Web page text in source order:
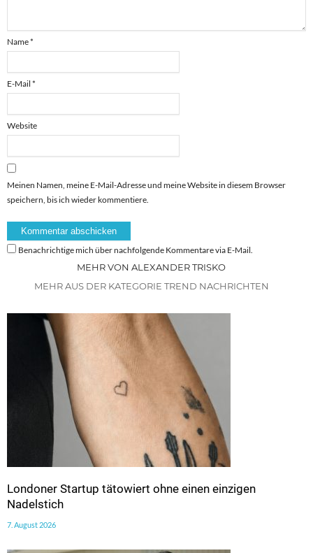
Name*
E-Mail *
Website
Meinen Namen, meine E-Mail-Adresse und meine Website in diesem Browser
speichern, bis ich wieder kommentiere.
Benachrichtige mich über nachfolgende Kommentare via E-Mail.
MEHR VON ALEXANDER TRISKO
MEHR AUS DER KATEGORIE TREND NACHRICHTEN
Londoner Startup tätowiert ohne einen einzigen
Nadelstich
7. August 2026